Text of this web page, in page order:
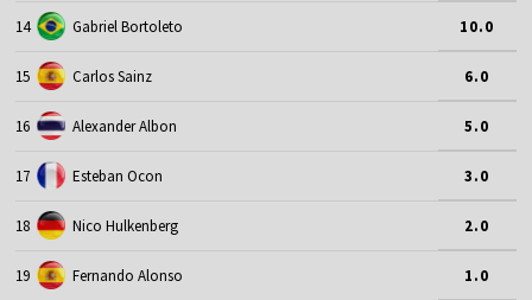
14 Gabriel Bortoleto 10.0
15 Carlos Sainz 6.0
16 Alexander Albon 5.0
17 Esteban Ocon 3.0
18 Nico Hulkenberg 2.0
19 Fernando Alonso 1.0